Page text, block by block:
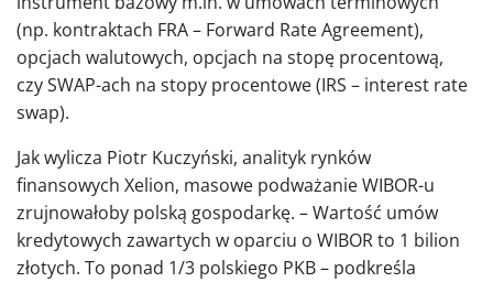
(np. kontraktach FRA – Forward Rate Agreement),
opcjach walutowych, opcjach na stopę procentową,
czy SWAP-ach na stopy procentowe (IRS – interest rate
swap).
Jak wylicza Piotr Kuczyński, analityk rynków
finansowych Xelion, masowe podważanie WIBOR-u
zrujnowałoby polską gospodarkę. – Wartość umów
kredytowych zawartych w oparciu o WIBOR to 1 bilion
złotych. To ponad 1/3 polskiego PKB – podkreśla